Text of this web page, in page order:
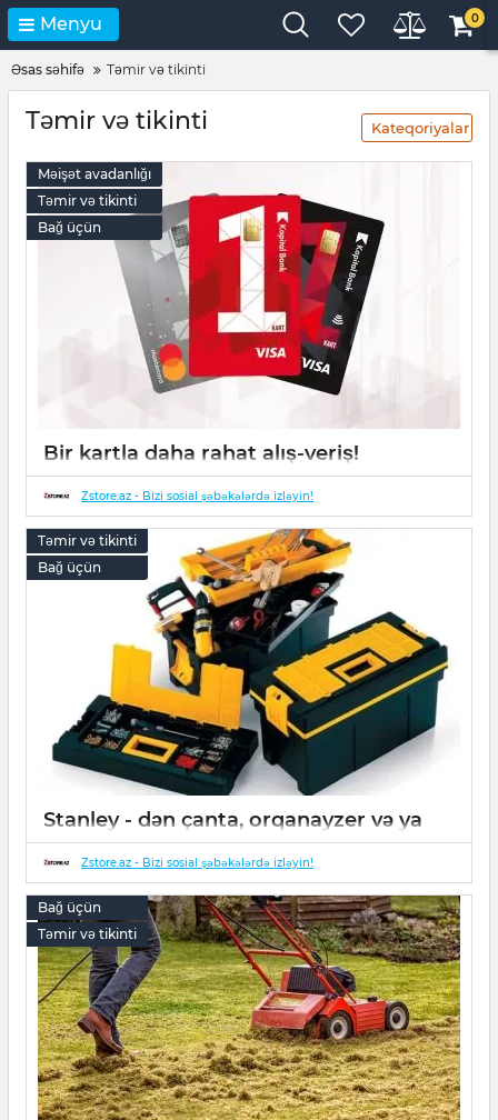
Menyu 0
Əsas səhifə Təmir və tikinti
Təmir və tikinti Kateqoriyalar
Məişət avadanlığı
Təmir və tikinti
Bağ üçün
Bir kartla daha rahat alış-veriş!
Zstore.az - Bizi sosial şəbəkələrdə izləyin!
Təmir və tikinti
Bağ üçün
Stanley - dən çanta, orqanayzer və ya
yeşik?
Zstore.az - Bizi sosial şəbəkələrdə izləyin!
Bağ üçün
Təmir və tikinti